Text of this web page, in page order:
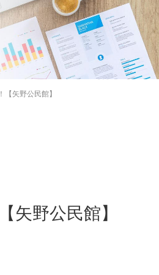
【矢野公民館】
矢野公民館】